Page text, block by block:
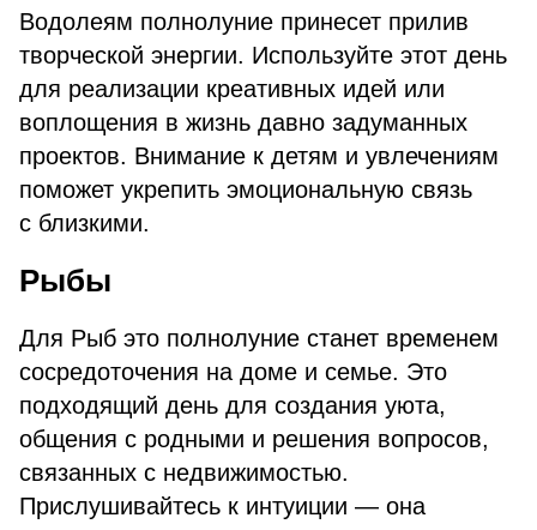
Водолеям полнолуние принесет прилив
творческой энергии. Используйте этот день
для реализации креативных идей или
воплощения в жизнь давно задуманных
проектов. Внимание к детям и увлечениям
поможет укрепить эмоциональную связь
с близкими.
Рыбы
Для Рыб это полнолуние станет временем
сосредоточения на доме и семье. Это
подходящий день для создания уюта,
общения с родными и решения вопросов,
связанных с недвижимостью.
Прислушивайтесь к интуиции — она